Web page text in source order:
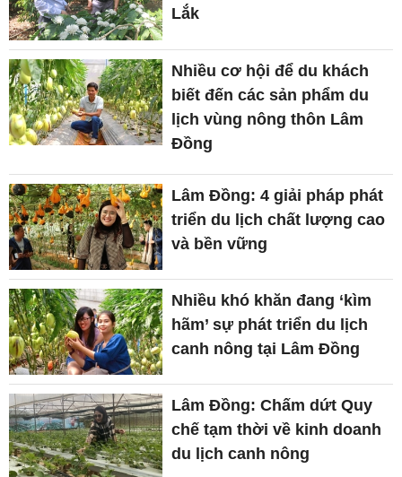
Lắk
Nhiều cơ hội để du khách
biết đến các sản phẩm du
lịch vùng nông thôn Lâm
Đồng
Lâm Đồng: 4 giải pháp phát
triển du lịch chất lượng cao
và bền vững
Nhiều khó khăn đang ‘kìm
hãm’ sự phát triển du lịch
canh nông tại Lâm Đồng
Lâm Đồng: Chấm dứt Quy
chế tạm thời về kinh doanh
du lịch canh nông